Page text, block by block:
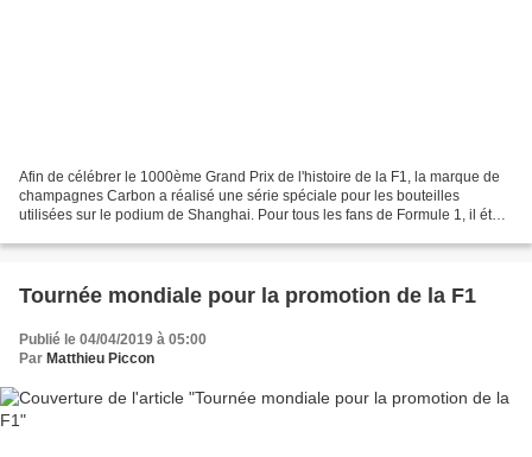
Afin de célébrer le 1000ème Grand Prix de l'histoire de la F1, la marque de
champagnes Carbon a réalisé une série spéciale pour les bouteilles
utilisées sur le podium de Shanghai. Pour tous les fans de Formule 1, il était
Tournée mondiale pour la promotion de la F1
Publié le 04/04/2019 à 05:00
Par Matthieu Piccon